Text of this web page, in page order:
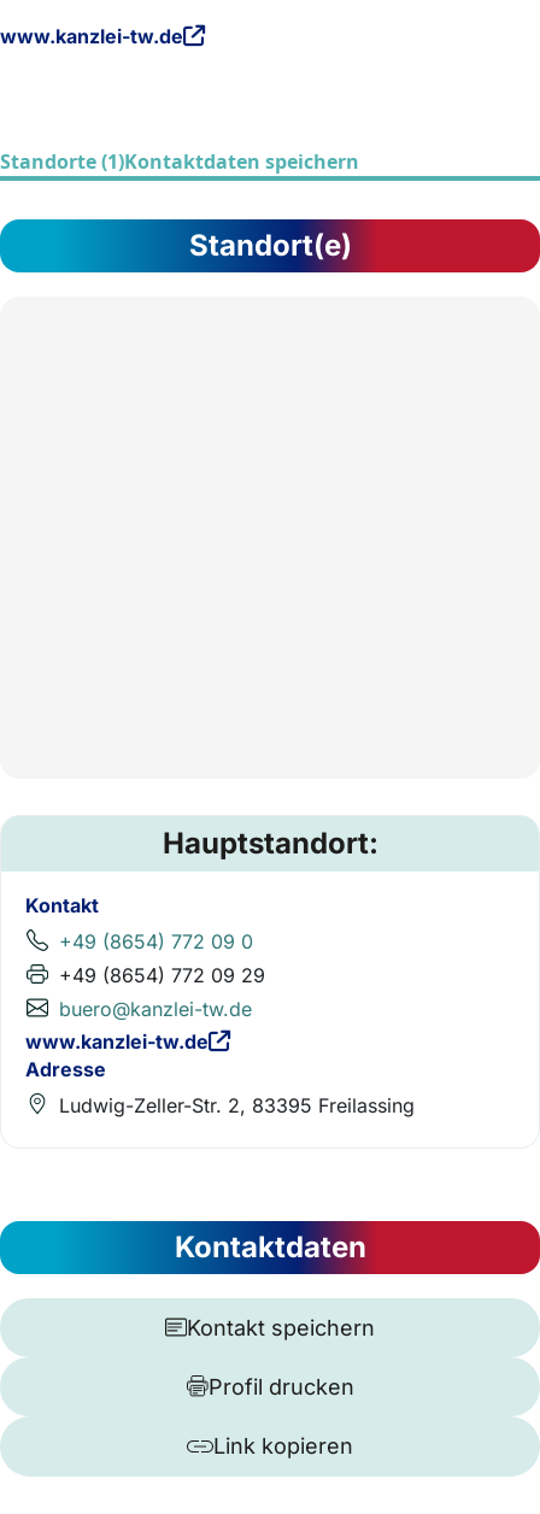
www.kanzlei-tw.de
Standorte (1)Kontaktdaten speichern
Standort(e)
Hauptstandort:
Kontakt
+49 (8654) 772 09 0
+49 (8654) 772 09 29
buero@kanzlei-tw.de
www.kanzlei-tw.de
Adresse
Ludwig-Zeller-Str. 2, 83395 Freilassing
Kontaktdaten
Kontakt speichern
Profil drucken
Link kopieren